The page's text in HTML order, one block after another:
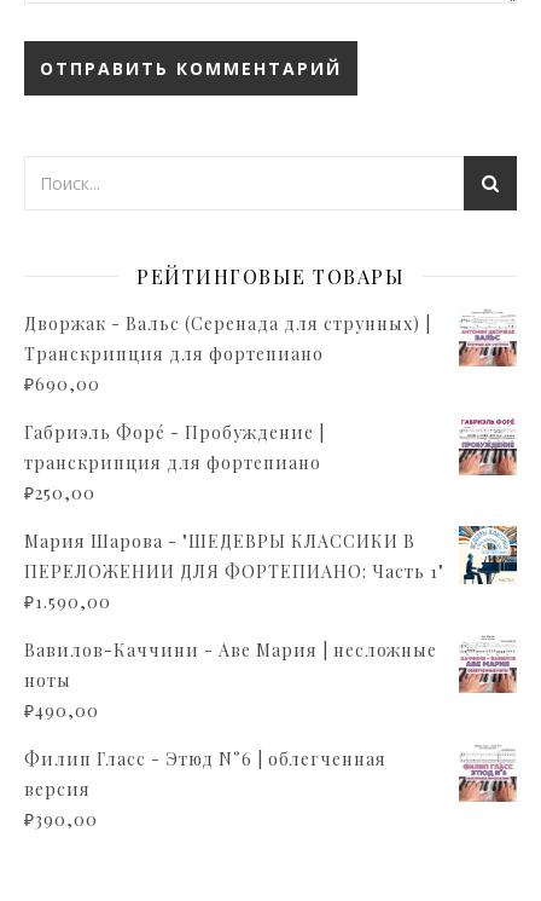
РЕЙТИНГОВЫЕ ТОВАРЫ
Дворжак - Вальс (Серенада для струнных) |
Транскрипция для фортепиано
₽690,00
Габриэль Форé - Пробуждение |
транскрипция для фортепиано
₽250,00
Мария Шарова - "ШЕДЕВРЫ КЛАССИКИ В
ПЕРЕЛОЖЕНИИ ДЛЯ ФОРТЕПИАНО: Часть 1"
₽1.590,00
Вавилов-Каччини - Аве Мария | несложные
ноты
₽490,00
Филип Гласс - Этюд N°6 | облегченная
версия
₽390,00